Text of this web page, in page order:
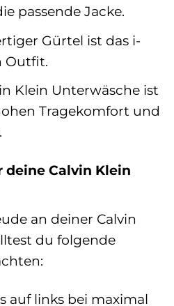
passende Jacke.
Gürtel ist das i-
Outfit.
Klein Unterwäsche ist
Tragekomfort und
Calvin Klein
an deiner Calvin
du folgende
auf links bei maximal